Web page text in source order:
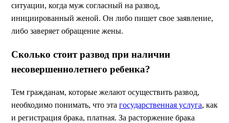
ситуации, когда муж согласный на развод,
инициированный женой. Он либо пишет свое заявление,
либо заверяет обращение жены.
Сколько стоит развод при наличии
несовершеннолетнего ребенка?
Тем гражданам, которые желают осуществить развод,
необходимо понимать, что эта государственная услуга, как
и регистрация брака, платная. За расторжение брака